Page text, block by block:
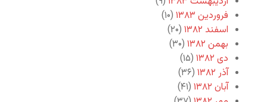
فروردین ۱۳۸۳
(۱۰)
اسفند ۱۳۸۲
(۲۰)
بهمن ۱۳۸۲
(۳۰)
دی ۱۳۸۲
(۱۵)
آذر ۱۳۸۲
(۳۶)
آبان ۱۳۸۲
(۴۱)